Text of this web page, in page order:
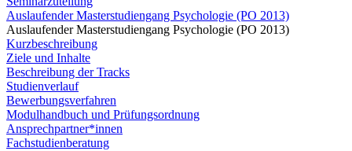
Auslaufender Masterstudiengang Psychologie (PO 2013)
Auslaufender Masterstudiengang Psychologie (PO 2013)
Kurzbeschreibung
Ziele und Inhalte
Beschreibung der Tracks
Studienverlauf
Bewerbungsverfahren
Modulhandbuch und Prüfungsordnung
Ansprechpartner*innen
Fachstudienberatung